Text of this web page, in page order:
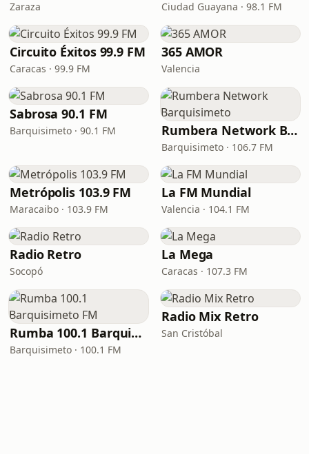
Zaraza Ciudad Guayana · 98.1 FM
Circuito Éxitos 99.9 FM
Caracas · 99.9 FM
365 AMOR
Valencia
Sabrosa 90.1 FM
Barquisimeto · 90.1 FM Rumbera Network Barquisimeto
Barquisimeto · 106.7 FM
Metrópolis 103.9 FM
Maracaibo · 103.9 FM
La FM Mundial
Valencia · 104.1 FM
Radio Retro
Socopó
La Mega
Caracas · 107.3 FM
Rumba 100.1 Barquisimeto FM
Barquisimeto · 100.1 FM
Radio Mix Retro
San Cristóbal